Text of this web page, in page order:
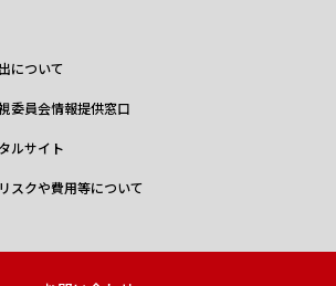
について
委員会情報提供窓口
ルサイト
スクや費用等について